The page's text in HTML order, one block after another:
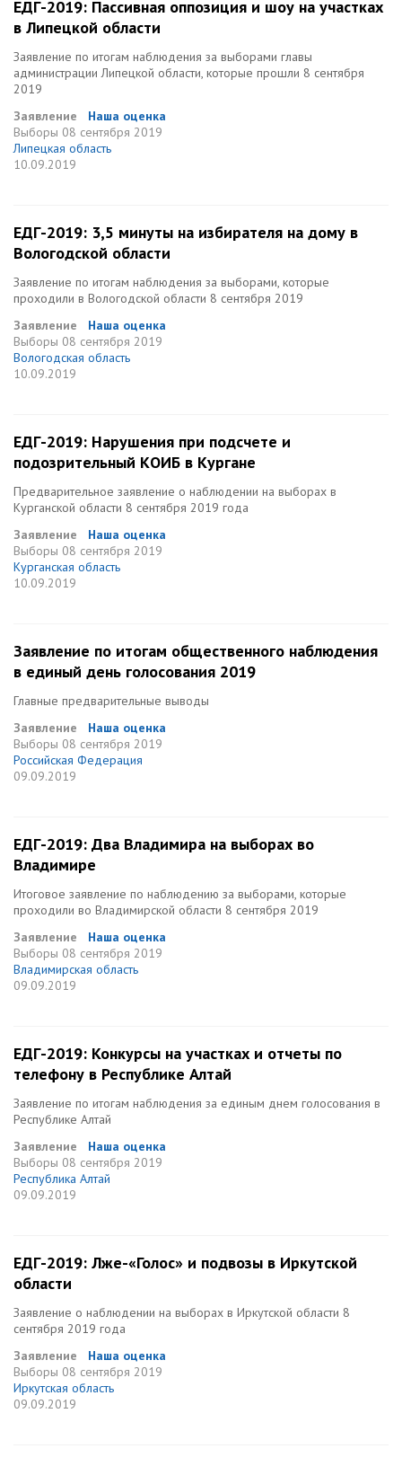
ЕДГ-2019: Пассивная оппозиция и шоу на участках
в Липецкой области
Заявление по итогам наблюдения за выборами главы
администрации Липецкой области, которые прошли 8 сентября
2019
Заявление
Наша оценка
Выборы 08 сентября 2019
Липецкая область
10.09.2019
ЕДГ-2019: 3,5 минуты на избирателя на дому в
Вологодской области
Заявление по итогам наблюдения за выборами, которые
проходили в Вологодской области 8 сентября 2019
Заявление
Наша оценка
Выборы 08 сентября 2019
Вологодская область
10.09.2019
ЕДГ-2019: Нарушения при подсчете и
подозрительный КОИБ в Кургане
Предварительное заявление о наблюдении на выборах в
Курганской области 8 сентября 2019 года
Заявление
Наша оценка
Выборы 08 сентября 2019
Курганская область
10.09.2019
Заявление по итогам общественного наблюдения
в единый день голосования 2019
Главные предварительные выводы
Заявление
Наша оценка
Выборы 08 сентября 2019
Российская Федерация
09.09.2019
ЕДГ-2019: Два Владимира на выборах во
Владимире
Итоговое заявление по наблюдению за выборами, которые
проходили во Владимирской области 8 сентября 2019
Заявление
Наша оценка
Выборы 08 сентября 2019
Владимирская область
09.09.2019
ЕДГ-2019: Конкурсы на участках и отчеты по
телефону в Республике Алтай
Заявление по итогам наблюдения за единым днем голосования в
Республике Алтай
Заявление
Наша оценка
Выборы 08 сентября 2019
Республика Алтай
09.09.2019
ЕДГ-2019: Лже-«Голос» и подвозы в Иркутской
области
Заявление о наблюдении на выборах в Иркутской области 8
сентября 2019 года
Заявление
Наша оценка
Выборы 08 сентября 2019
Иркутская область
09.09.2019